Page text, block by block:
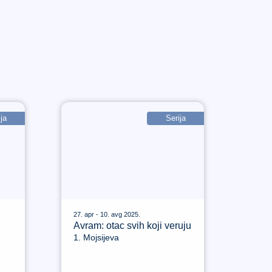
Serija
27. apr - 10. avg 2025.
Avram: otac svih koji veruju
1. Mojsijeva